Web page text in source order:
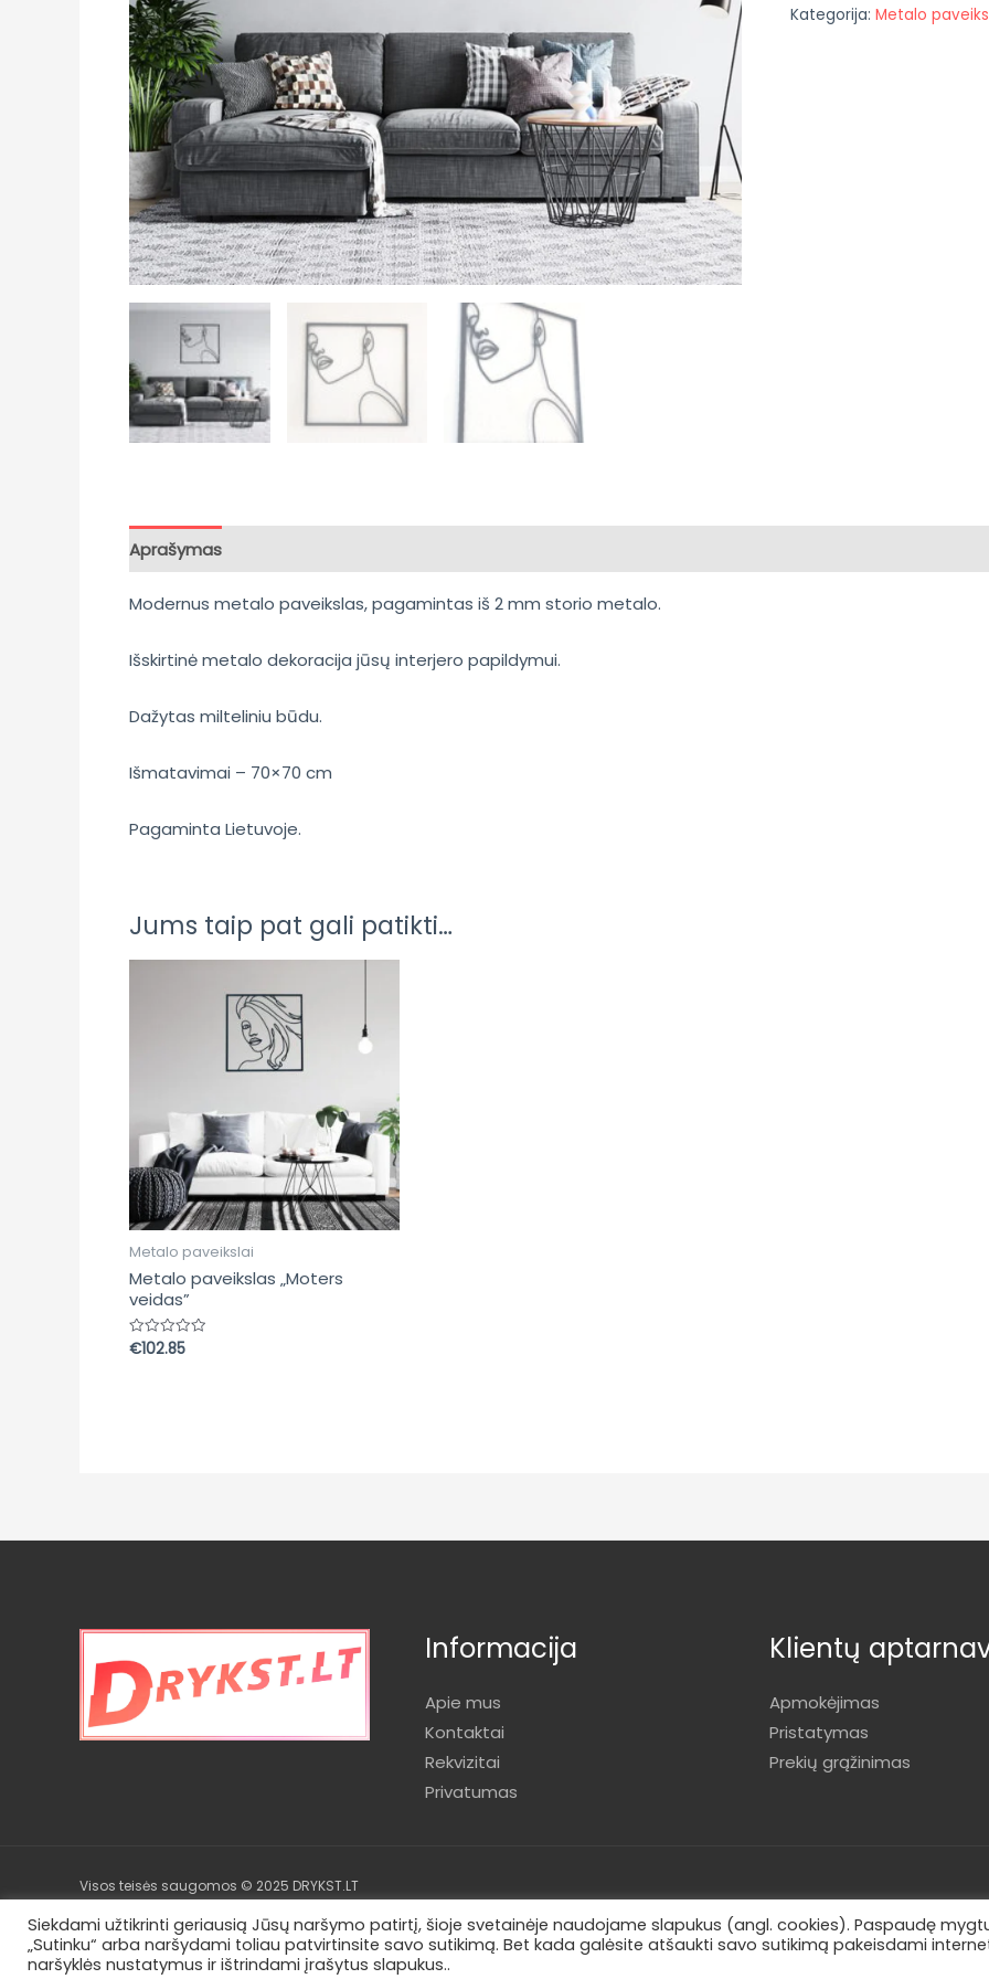
Kategorija:Metalo
Aprašymas
Modernus metalo paveikslas, pagamintas iš 2 mm storio metalo.
Išskirtinė metalo dekoracija jūsų interjero papildymui.
Dažytas milteliniu būdu.
Išmatavimai – 70×70 cm
Pagaminta Lietuvoje.
Jums taip pat gali patikti…
Metalo paveikslai
Metalo paveikslas „Moters
veidas”
Įvertinimas:
0
€102.85
Informacija
Apie mus
Kontaktai
Rekvizitai
Privatumas
Klientų
Apmokėjimas
Pristatymas
Prekių grąžinimas
Visos teisės saugomos © 2025 DRYKST.LT
Siekdami užtikrinti geriausią Jūsų naršymo patirtį, šioje svetainėje naudojame slapukus (angl. cookies). Paspaudę
„Sutinku“ arba naršydami toliau patvirtinsite savo sutikimą. Bet kada galėsite atšaukti savo sutikimą pakeisdami
naršyklės nustatymus ir ištrindami įrašytus slapukus..